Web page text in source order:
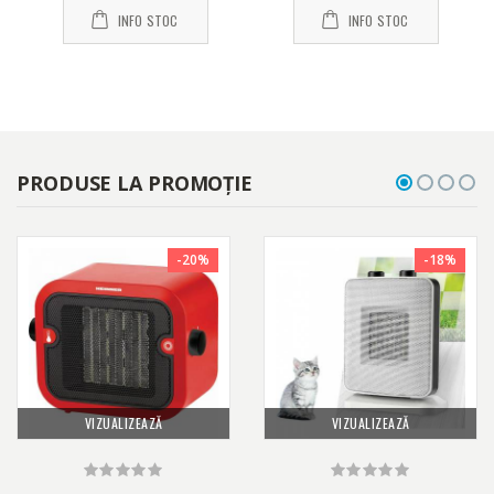
INFO STOC INFO STOC
PRODUSE LA PROMOȚIE
VIZUALIZEAZĂ
-20%
VIZUALIZEAZĂ
-18%